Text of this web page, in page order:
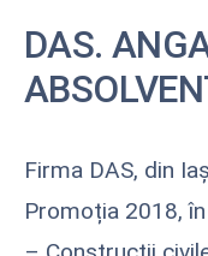
DAS.
Firma DAS, din
Promoția 2018,